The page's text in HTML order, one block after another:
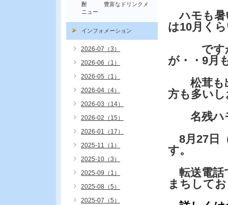
ハモも暑
は10月く
ですか
が・・9月
松茸も出
方も多い
名残ハモ
8月27日
す。
転送電話
まちして
酎 豊富なドリンクメ
ニュー
インフォメーション
2026-07（3）
2026-06（1）
2026-05（1）
2026-04（4）
2026-03（14）
2026-02（15）
2026-01（17）
2025-11（1）
2025-10（3）
2025-09（1）
2025-08（5）
2025-07（5）